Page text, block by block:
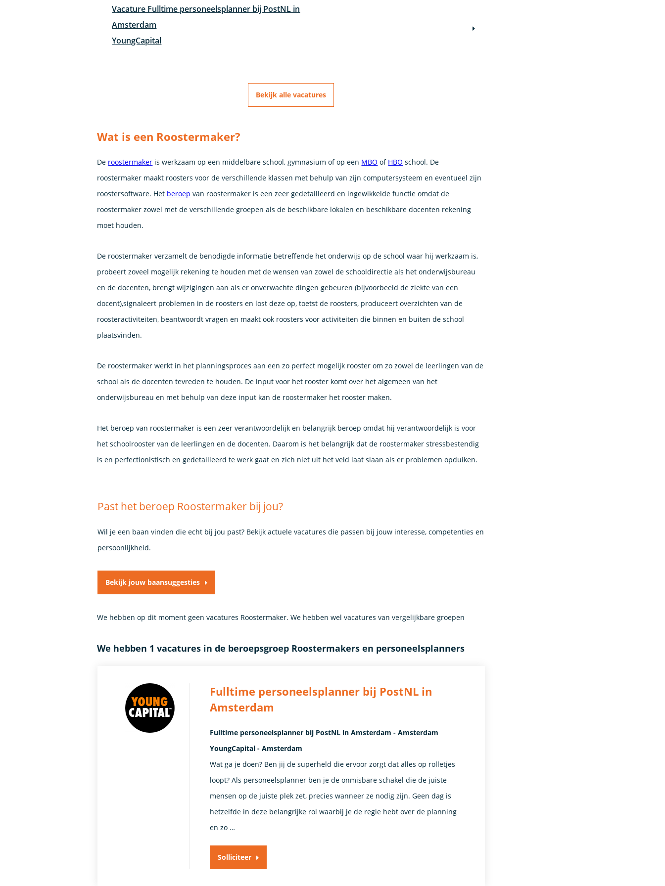
Vacature Fulltime personeelsplanner bij PostNL in
Amsterdam
YoungCapital
Bekijk alle vacatures
Wat is een Roostermaker?
De roostermaker is werkzaam op een middelbare school, gymnasium of op een MBO of HBO school. De
roostermaker maakt roosters voor de verschillende klassen met behulp van zijn computersysteem en eventueel zijn
roostersoftware. Het beroep van roostermaker is een zeer gedetailleerd en ingewikkelde functie omdat de
roostermaker zowel met de verschillende groepen als de beschikbare lokalen en beschikbare docenten rekening
moet houden.
De roostermaker verzamelt de benodigde informatie betreffende het onderwijs op de school waar hij werkzaam is,
probeert zoveel mogelijk rekening te houden met de wensen van zowel de schooldirectie als het onderwijsbureau
en de docenten, brengt wijzigingen aan als er onverwachte dingen gebeuren (bijvoorbeeld de ziekte van een
docent),signaleert problemen in de roosters en lost deze op, toetst de roosters, produceert overzichten van de
roosteractiviteiten, beantwoordt vragen en maakt ook roosters voor activiteiten die binnen en buiten de school
plaatsvinden.
De roostermaker werkt in het planningsproces aan een zo perfect mogelijk rooster om zo zowel de leerlingen van de
school als de docenten tevreden te houden. De input voor het rooster komt over het algemeen van het
onderwijsbureau en met behulp van deze input kan de roostermaker het rooster maken.
Het beroep van roostermaker is een zeer verantwoordelijk en belangrijk beroep omdat hij verantwoordelijk is voor
het schoolrooster van de leerlingen en de docenten. Daarom is het belangrijk dat de roostermaker stressbestendig
is en perfectionistisch en gedetailleerd te werk gaat en zich niet uit het veld laat slaan als er problemen opduiken.
Past het beroep Roostermaker bij jou?
Wil je een baan vinden die echt bij jou past? Bekijk actuele vacatures die passen bij jouw interesse, competenties en
persoonlijkheid.
Bekijk jouw baansuggesties
We hebben op dit moment geen vacatures Roostermaker. We hebben wel vacatures van vergelijkbare groepen
We hebben 1 vacatures in de beroepsgroep Roostermakers en personeelsplanners
Fulltime personeelsplanner bij PostNL in
Amsterdam
Fulltime personeelsplanner bij PostNL in Amsterdam - Amsterdam
YoungCapital - Amsterdam
Wat ga je doen? Ben jij de superheld die ervoor zorgt dat alles op rolletjes
loopt? Als personeelsplanner ben je de onmisbare schakel die de juiste
mensen op de juiste plek zet, precies wanneer ze nodig zijn. Geen dag is
hetzelfde in deze belangrijke rol waarbij je de regie hebt over de planning
en zo …
Solliciteer